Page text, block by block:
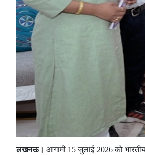
लखनऊ। आगामी 15 जुलाई 2026 को